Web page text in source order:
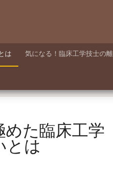
は 気になる！臨床工学技士の
めた臨床工学
とは